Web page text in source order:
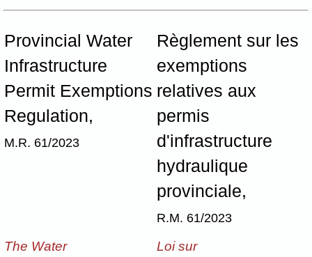
Provincial Water
Infrastructure
Permit Exemptions
Regulation,
M.R. 61/2023
Règlement sur les
exemptions
relatives aux
permis
d'infrastructure
hydraulique
provinciale,
R.M. 61/2023
The Water
Loi sur